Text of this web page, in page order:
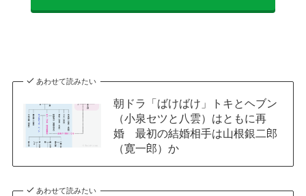
あわせて読みたい
朝ドラ「ばけばけ」トキとヘブン
（小泉セツと八雲）はともに再
婚 最初の結婚相手は山根銀二郎
（寛一郎）か
あわせて読みたい